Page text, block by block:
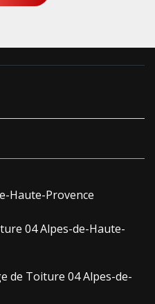
Haute-Provence
04 Alpes-de-Haute-
de Toiture 04 Alpes-de-